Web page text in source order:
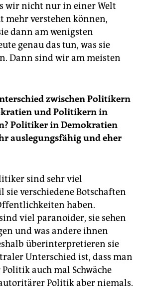
wir nicht nur in einer Welt
mehr verstehen können,
dann am wenigsten
genau das tun, was sie
Dann sind wir am meisten
zwischen Politikern
und Politikern in
Politiker in Demokratien
auslegungsfähig und eher
sind sehr viel
sie verschiedene Botschaften
haben.
viel paranoider, sie sehen
und was andere ihnen
überinterpretieren sie
Unterschied ist, dass man
auch mal Schwäche
Politik aber niemals.